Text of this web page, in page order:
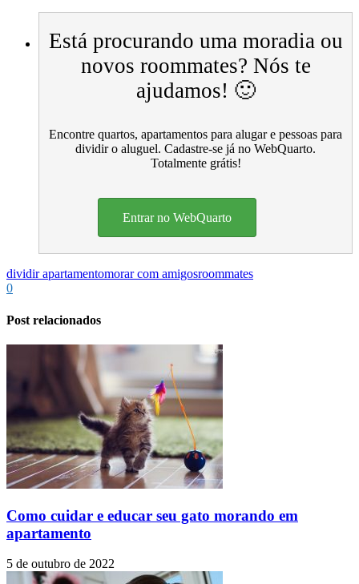
Está procurando uma moradia ou
novos roommates? Nós te
ajudamos! 🙂
Encontre quartos, apartamentos para alugar e pessoas para
dividir o aluguel. Cadastre-se já no WebQuarto.
Totalmente grátis!
Entrar no WebQuarto
dividir apartamentomorar com amigosroommates
0
Post relacionados
Como cuidar e educar seu gato morando em
apartamento
5 de outubro de 2022